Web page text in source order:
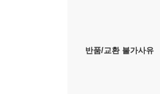
반품/교환 불가사유